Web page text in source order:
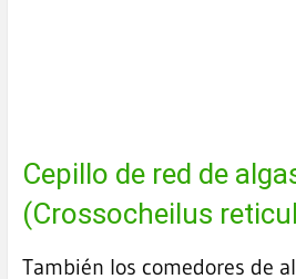
Cepillo de red de
(Crossocheilus
También los comedores de